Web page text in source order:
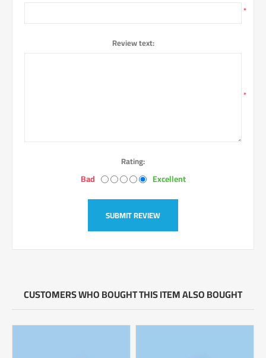
*
Review text:
*
Rating:
Bad Excellent
SUBMIT REVIEW
CUSTOMERS WHO BOUGHT THIS ITEM ALSO BOUGHT